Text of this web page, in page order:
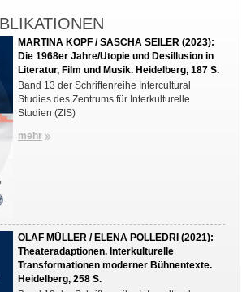
MARTINA KOPF / SASCHA SEILER (2023):
Die 1968er Jahre/Utopie und Desillusion in
Literatur, Film und Musik. Heidelberg, 187 S.
Band 13 der Schriftenreihe Intercultural
Studies des Zentrums für Interkulturelle
Studien (ZIS)
mehr
OLAF MÜLLER / ELENA POLLEDRI (2021):
Theateradaptionen. Interkulturelle
Transformationen moderner Bühnentexte.
Heidelberg, 258 S.